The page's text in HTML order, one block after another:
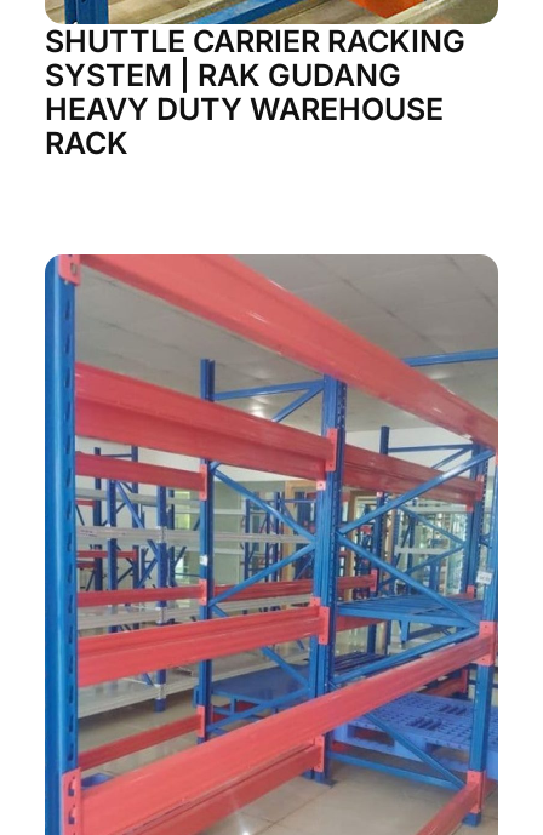
SHUTTLE CARRIER RACKING
SYSTEM | RAK GUDANG
HEAVY DUTY WAREHOUSE
RACK